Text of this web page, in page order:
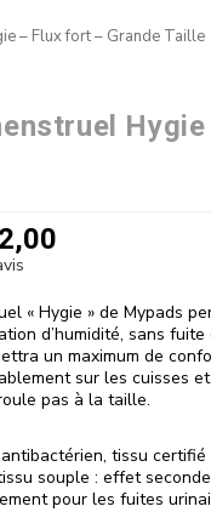
– Flux fort – Grande Taille
« Hygie » de Mypads
d’humidité, sans
un maximum de
sur les cuisses
pas à la taille.
tissu
souple : effet
pour les fuites